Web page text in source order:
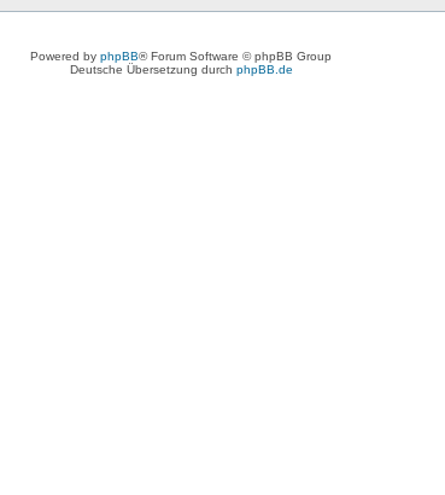
Powered by phpBB® Forum Software © phpBB Group
Deutsche Übersetzung durch phpBB.de